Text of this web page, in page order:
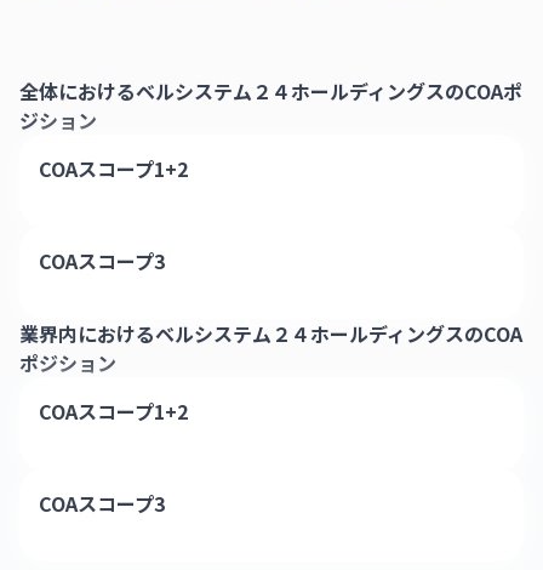
全体におけるベルシステム２４ホールディングスのCOAポ
ジション
COAスコープ1+2
COAスコープ3
業界内におけるベルシステム２４ホールディングスのCOA
ポジション
COAスコープ1+2
COAスコープ3